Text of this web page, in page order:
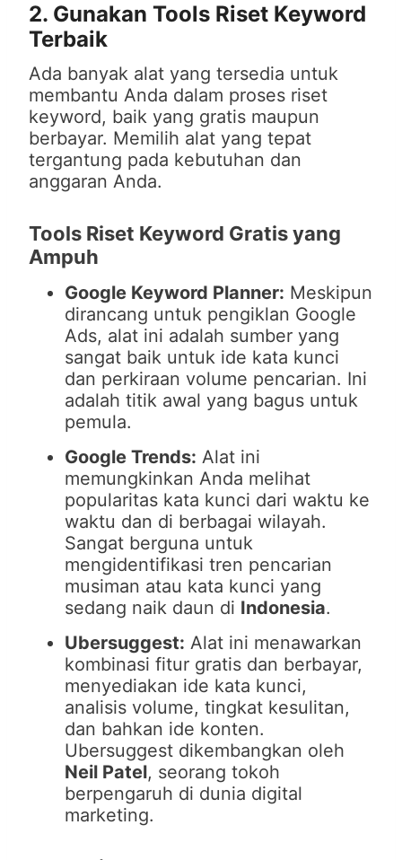
2. Gunakan Tools Riset Keyword
Terbaik
Ada banyak alat yang tersedia untuk
membantu Anda dalam proses riset
keyword, baik yang gratis maupun
berbayar. Memilih alat yang tepat
tergantung pada kebutuhan dan
anggaran Anda.
Tools Riset Keyword Gratis yang
Ampuh
Google Keyword Planner: Meskipun
dirancang untuk pengiklan Google
Ads, alat ini adalah sumber yang
sangat baik untuk ide kata kunci
dan perkiraan volume pencarian. Ini
adalah titik awal yang bagus untuk
pemula.
Google Trends: Alat ini
memungkinkan Anda melihat
popularitas kata kunci dari waktu ke
waktu dan di berbagai wilayah.
Sangat berguna untuk
mengidentifikasi tren pencarian
musiman atau kata kunci yang
sedang naik daun di Indonesia.
Ubersuggest: Alat ini menawarkan
kombinasi fitur gratis dan berbayar,
menyediakan ide kata kunci,
analisis volume, tingkat kesulitan,
dan bahkan ide konten.
Ubersuggest dikembangkan oleh
Neil Patel, seorang tokoh
berpengaruh di dunia digital
marketing.